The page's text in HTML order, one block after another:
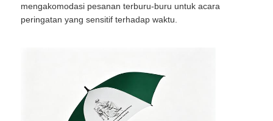
mengakomodasi pesanan terburu-buru untuk acara
peringatan yang sensitif terhadap waktu.